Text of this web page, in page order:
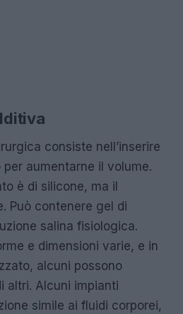
consiste nell’inserire
per aumentarne il volume.
è di silicone, ma il
Può contenere gel di
salina fisiologica.
e dimensioni varie, e in
alcuni possono
altri. Alcuni impianti
simile ai fluidi corporei,